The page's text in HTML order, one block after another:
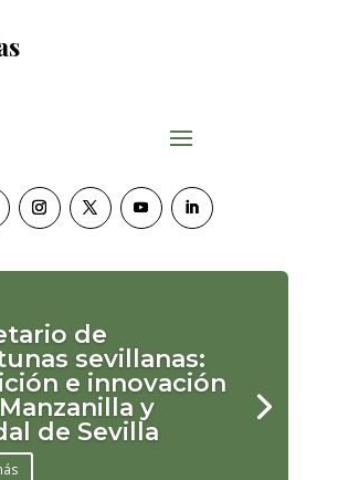
de
sevillanas:
e innovación
y
de Sevilla